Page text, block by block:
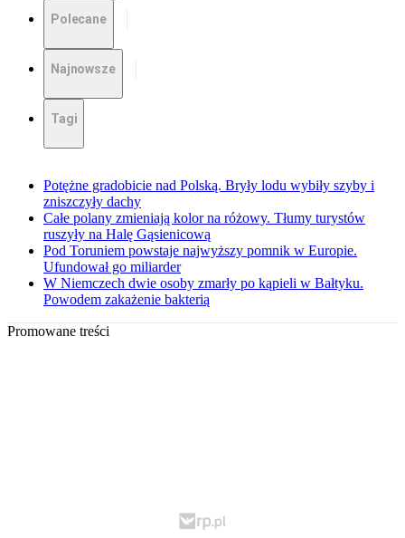
Polecane
Najnowsze
Tagi
Potężne gradobicie nad Polską. Bryły lodu wybiły szyby i
zniszczyły dachy
Całe polany zmieniają kolor na różowy. Tłumy turystów
ruszyły na Halę Gąsienicową
Pod Toruniem powstaje najwyższy pomnik w Europie.
Ufundował go miliarder
W Niemczech dwie osoby zmarły po kąpieli w Bałtyku.
Powodem zakażenie bakterią
Promowane treści